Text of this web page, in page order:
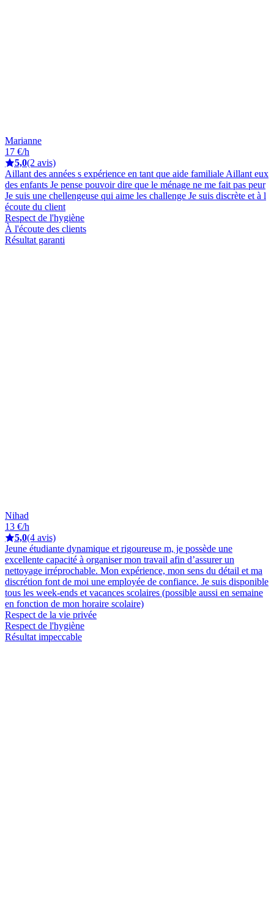
Marianne
17 €/h
5,0(2 avis)
Aillant des années s expérience en tant que aide familiale Aillant eux
des enfants Je pense pouvoir dire que le ménage ne me fait pas peur
Je suis une chellengeuse qui aime les challenge Je suis discrète et à l
écoute du client
Respect de l'hygiène
À l'écoute des clients
Résultat garanti
Nihad
13 €/h
5,0(4 avis)
Jeune étudiante dynamique et rigoureuse m, je possède une
excellente capacité à organiser mon travail afin d’assurer un
nettoyage irréprochable. Mon expérience, mon sens du détail et ma
discrétion font de moi une employée de confiance. Je suis disponible
tous les week-ends et vacances scolaires (possible aussi en semaine
en fonction de mon horaire scolaire)
Respect de la vie privée
Respect de l'hygiène
Résultat impeccable